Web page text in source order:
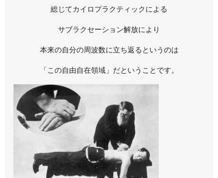
総じてカイロプラクティックによる
サブラクセーション解放により
本来の自分の周波数に立ち返るというのは
「この自由自在領域」だということです。